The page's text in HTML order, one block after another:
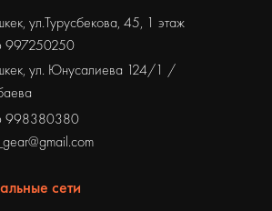
ул.Турусбекова, 45, 1 этаж
ул. Юнусалиева 124/1 /
998380380
997250250
сети